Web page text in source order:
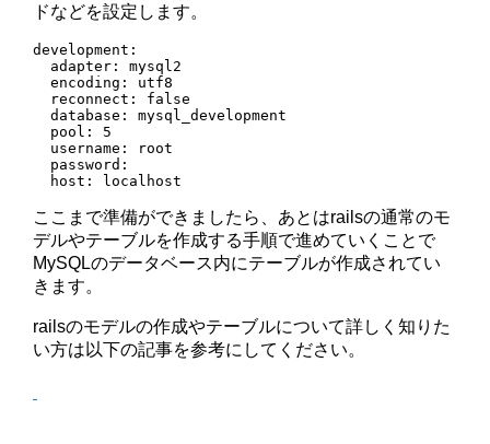
ドなどを設定します。
development:
  adapter: mysql2
  encoding: utf8
  reconnect: false
  database: mysql_development
  pool: 5
  username: root
  password:
  host: localhost
ここまで準備ができましたら、あとはrailsの通常のモ
デルやテーブルを作成する手順で進めていくことで
MySQLのデータベース内にテーブルが作成されてい
きます。
railsのモデルの作成やテーブルについて詳しく知りた
い方は以下の記事を参考にしてください。